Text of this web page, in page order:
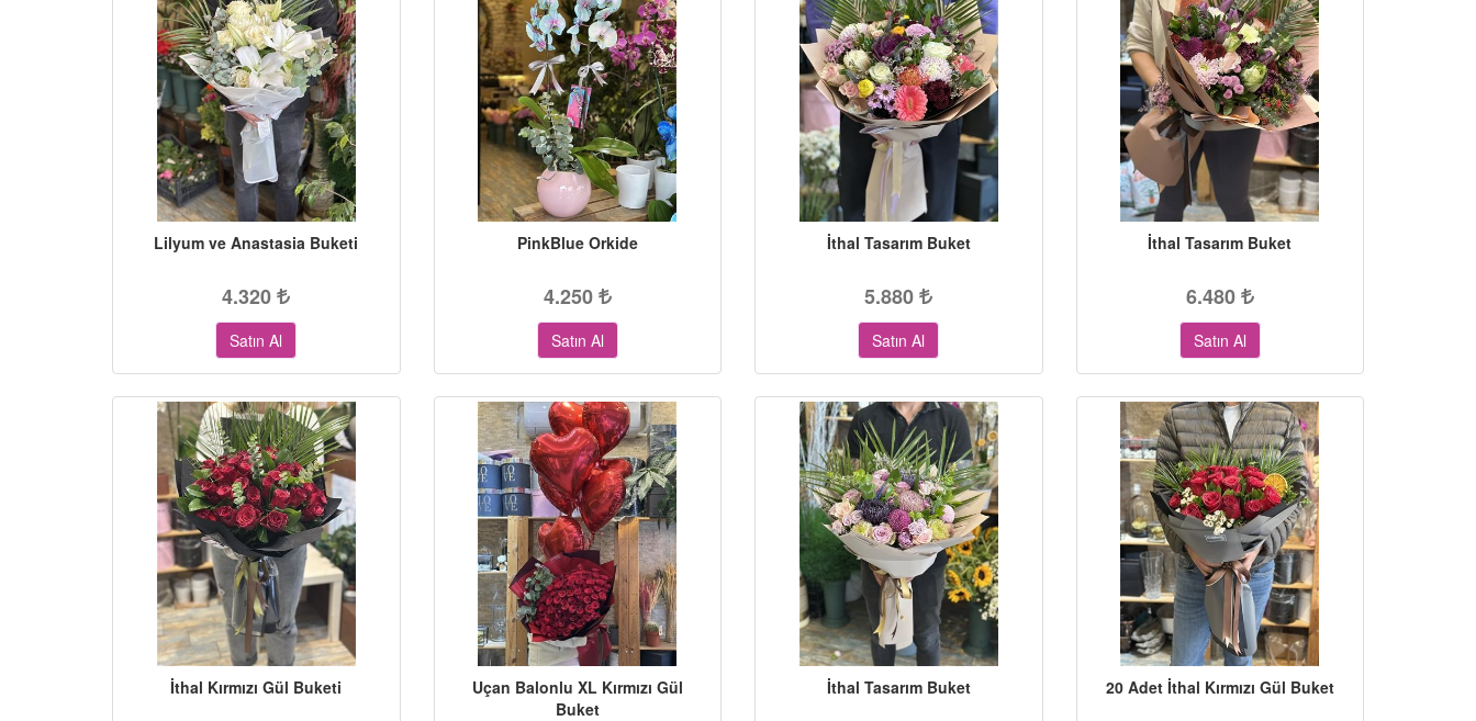
Lilyum ve Anastasia Buketi
4.320
Satın Al
PinkBlue Orkide
4.250
Satın Al
İthal Tasarım Buket
5.880
Satın Al
İthal Tasarım Buket
6.480
Satın Al
İthal Kırmızı Gül Buketi
Uçan Balonlu XL Kırmızı Gül
Buket
İthal Tasarım Buket 20 Adet İthal Kırmızı Gül Buket